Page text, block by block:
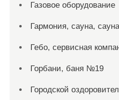
Газовое оборудование
Гармония, сауна, сауна
Гебо, сервисная
Горбани, баня №19
Городской